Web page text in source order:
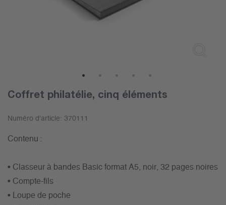
Coffret philatélie, cinq éléments
Numéro d'article: 370111
Contenu :
• Classeur à bandes Basic format A5, noir, 32 pages noires
• Compte-fils
• Loupe de poche